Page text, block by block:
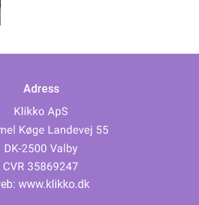
Adress
www.klikko.dk